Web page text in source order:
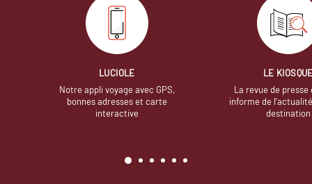
LUCIOLE
Notre appli voyage avec GPS,
bonnes adresses et carte
interactive
LE
La revue de presse
informe de
destination